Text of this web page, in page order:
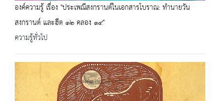
องค์ความรู้ เรื่อง "ประเพณีสงกรานต์ในเอกสารโบราณ: ทำนายวัน
สงกรานต์ และฮีต ๑๒ คลอง ๑๔"
ความรู้ทั่วไป